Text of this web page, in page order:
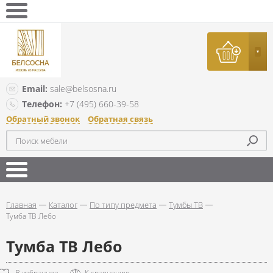
Email: sale@belsosna.ru
Телефон: +7 (495) 660-39-58
Обратный звонок Обратная связь
Главная Каталог По типу предмета Тумбы ТВ
Тумба ТВ Лебо
Тумба ТВ Лебо